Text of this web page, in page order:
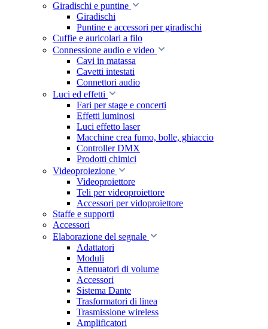
Giradischi e puntine
Giradischi
Puntine e accessori per giradischi
Cuffie e auricolari a filo
Connessione audio e video
Cavi in matassa
Cavetti intestati
Connettori audio
Luci ed effetti
Fari per stage e concerti
Effetti luminosi
Luci effetto laser
Macchine crea fumo, bolle, ghiaccio
Controller DMX
Prodotti chimici
Videoproiezione
Videoproiettore
Teli per videoproiettore
Accessori per vidoproiettore
Staffe e supporti
Accessori
Elaborazione del segnale
Adattatori
Moduli
Attenuatori di volume
Accessori
Sistema Dante
Trasformatori di linea
Trasmissione wireless
Amplificatori